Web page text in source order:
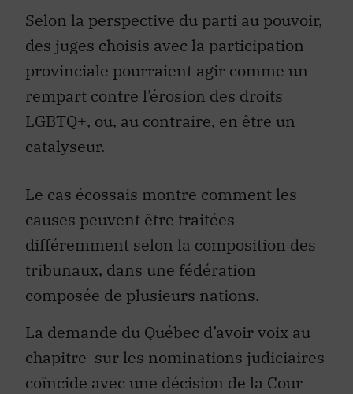
Selon la perspective du parti au pouvoir,
des juges choisis avec la participation
provinciale pourraient agir comme un
rempart contre l’érosion des droits
LGBTQ+, ou, au contraire, en être un
catalyseur.
Le cas écossais montre comment les
causes peuvent être traitées
différemment selon la composition des
tribunaux, dans une fédération
composée de plusieurs nations.
La demande du Québec d’avoir voix au
chapitre sur les nominations judiciaires
coïncide avec une décision de la Cour